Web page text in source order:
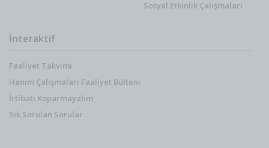
Sosyal Etkinlik Çalışmaları
İnteraktif
Faaliyet Takvimi
Hanım Çalışmaları Faaliyet Bülteni
İrtibatı Koparmayalım
Sık Sorulan Sorular